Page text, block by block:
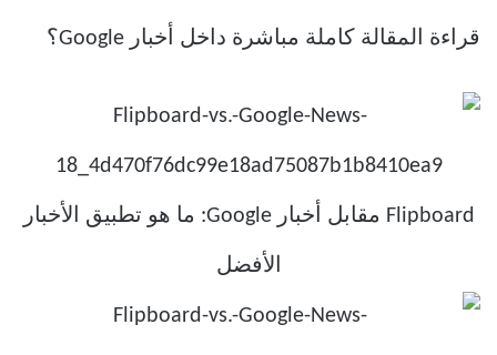
قراءة المقالة كاملة مباشرة داخل أخبار Google؟